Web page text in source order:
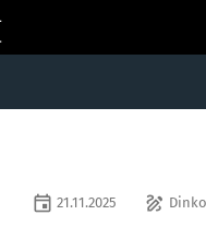
draw
event 21.11.2025